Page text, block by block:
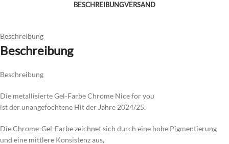
BESCHREIBUNGVERSAND
Beschreibung
Beschreibung
Beschreibung
Die metallisierte Gel-Farbe Chrome Nice for you
ist der unangefochtene Hit der Jahre 2024/25.
Die Chrome-Gel-Farbe zeichnet sich durch eine hohe Pigmentierung
und eine mittlere Konsistenz aus,